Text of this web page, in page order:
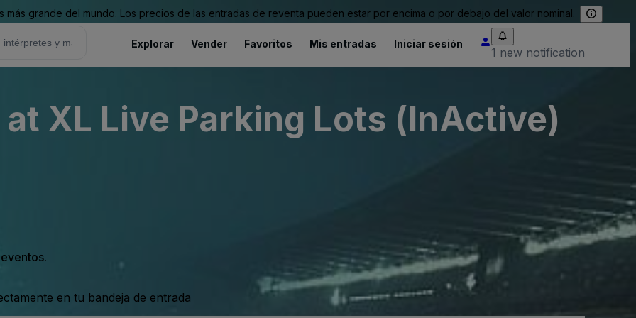
grande del mundo. Los precios de las entradas de reventa pueden estar por encima o por debajo del valor nominal.
Explorar Vender Favoritos Mis entradas Iniciar sesión
1 new notification
XL Live Parking Lots (InActive)
en tu bandeja de entrada